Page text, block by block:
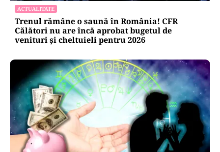
ACTUALITATE
Trenul rămâne o saună în România! CFR
Călători nu are încă aprobat bugetul de
venituri și cheltuieli pentru 2026